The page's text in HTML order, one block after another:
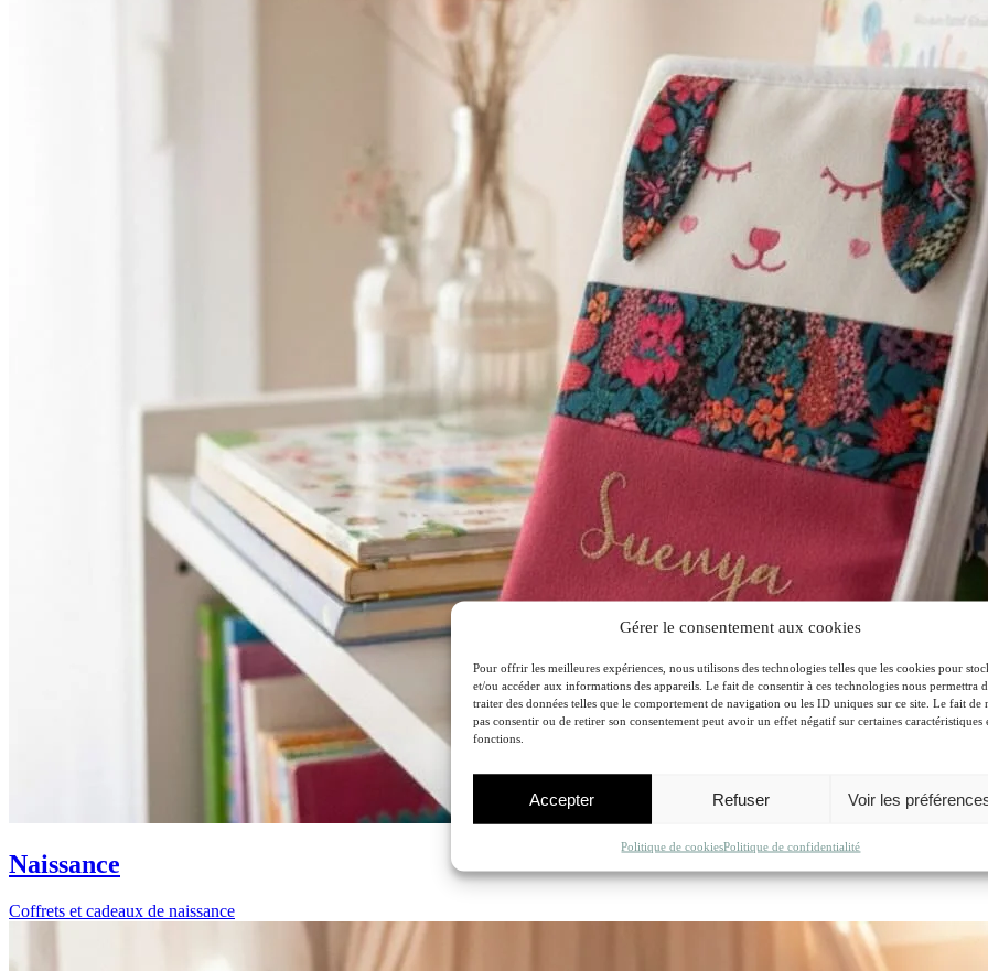
Gérer le consentement aux cookies
Pour offrir les meilleures expériences, nous utilisons des technologies telles que les cookies pour
et/ou accéder aux informations des appareils. Le fait de consentir à ces technologies nous permettra
traiter des données telles que le comportement de navigation ou les ID uniques sur ce site. Le fait de
pas consentir ou de retirer son consentement peut avoir un effet négatif sur certaines caractéristiques
fonctions.
Accepter Refuser Voir les
Politique de cookiesPolitique de confidentialité
Naissance
Coffrets et cadeaux de naissance